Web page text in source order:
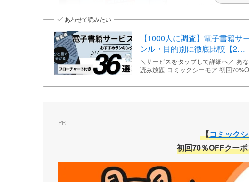
クーポンのお得さ
作品の充実度
あわせて読みたい
【1000人に調査】電子書籍
ンル・目的別に徹底比較【2…
＼サービスをタップして詳細へ／ あ
読み放題 コミックシーモア 初回
PR
【コミック
初回70％OFFクー